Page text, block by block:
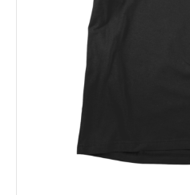
tilaaja palauttaa koko
vain alkuperäisen tilauksen
vähennetty tuotepalautuksen
hinta 5,90 €. Palautettavan
myyntikuntoinen, käyttämätön
Noutamattomasta ja
pidätämme takaisin
kustannuksen 5,90 €.